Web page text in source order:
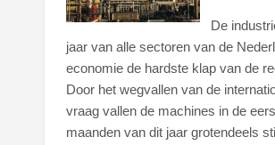
De
jaar van alle sectoren van de
economie de hardste klap van de
Door het wegvallen van de
vraag vallen de machines in de
maanden van dit jaar grotendeels